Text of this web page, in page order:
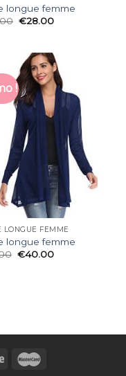
longue femme
€28.00
!
LONGUE FEMME
longue femme
€40.00